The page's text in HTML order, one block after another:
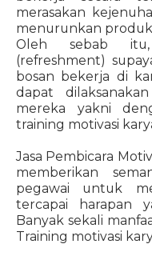
merasakan
menurunkan
Oleh sebab itu,
(refreshment)
bosan bekerja di
dapat
mereka yakni
training motivasi
Jasa Pembicara
memberikan
pegawai untuk
tercapai harapan
Banyak sekali
Training motivasi